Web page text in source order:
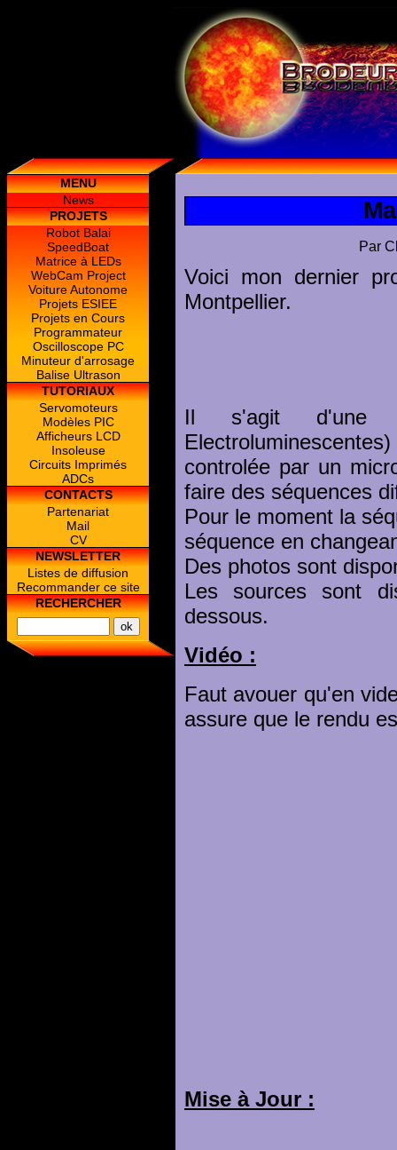
MENU
News
PROJETS
Robot Balai
SpeedBoat
Matrice à LEDs
WebCam Project
Voiture Autonome
Projets ESIEE
Projets en Cours
Programmateur
Oscilloscope PC
Minuteur d'arrosage
Balise Ultrason
TUTORIAUX
Servomoteurs
Modèles PIC
Afficheurs LCD
Insoleuse
Circuits Imprimés
ADCs
CONTACTS
Partenariat
Mail
CV
NEWSLETTER
Listes de diffusion
Recommander ce site
RECHERCHER
Par
Voici mon dernier
Montpellier.
Il s'agit d'une
controlée par un
faire des séquences
Pour le moment la
séquence en
Des photos sont
Les sources sont
dessous.
Vidéo :
Faut avouer qu'en
assure que le rendu
Mise à Jour :